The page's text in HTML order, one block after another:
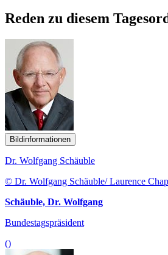
Reden zu diesem
Bildinformationen
Dr. Wolfgang Schäuble
© Dr. Wolfgang Schäuble/ Laurence
Schäuble, Dr. Wolfgang
Bundestagspräsident
()